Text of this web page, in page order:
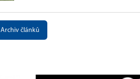
Archiv článků